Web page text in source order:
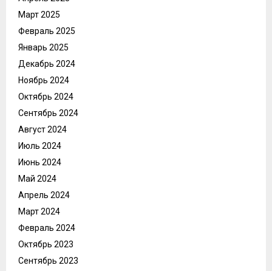
Март 2025
Февраль 2025
Январь 2025
Декабрь 2024
Ноябрь 2024
Октябрь 2024
Сентябрь 2024
Август 2024
Июль 2024
Июнь 2024
Май 2024
Апрель 2024
Март 2024
Февраль 2024
Октябрь 2023
Сентябрь 2023